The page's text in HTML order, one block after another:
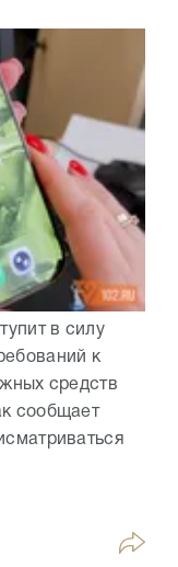
в силу
к
средств
сообщает